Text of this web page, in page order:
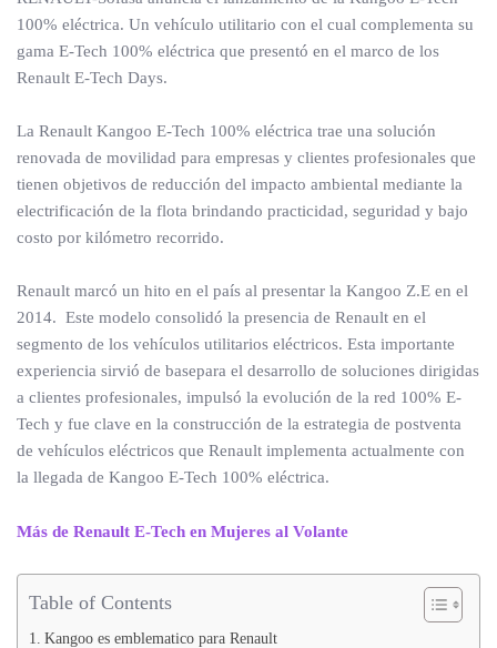
100% eléctrica. Un vehículo utilitario con el cual complementa su
gama E-Tech 100% eléctrica que presentó en el marco de los
Renault E-Tech Days.
La Renault Kangoo E-Tech 100% eléctrica trae una solución
renovada de movilidad para empresas y clientes profesionales que
tienen objetivos de reducción del impacto ambiental mediante la
electrificación de la flota brindando practicidad, seguridad y bajo
costo por kilómetro recorrido.
Renault marcó un hito en el país al presentar la Kangoo Z.E en el
2014. Este modelo consolidó la presencia de Renault en el
segmento de los vehículos utilitarios eléctricos. Esta importante
experiencia sirvió de basepara el desarrollo de soluciones dirigidas
a clientes profesionales, impulsó la evolución de la red 100% E-
Tech y fue clave en la construcción de la estrategia de postventa
de vehículos eléctricos que Renault implementa actualmente con
la llegada de Kangoo E-Tech 100% eléctrica.
Más de Renault E-Tech en Mujeres al Volante
Table of Contents
Kangoo es emblematico para Renault